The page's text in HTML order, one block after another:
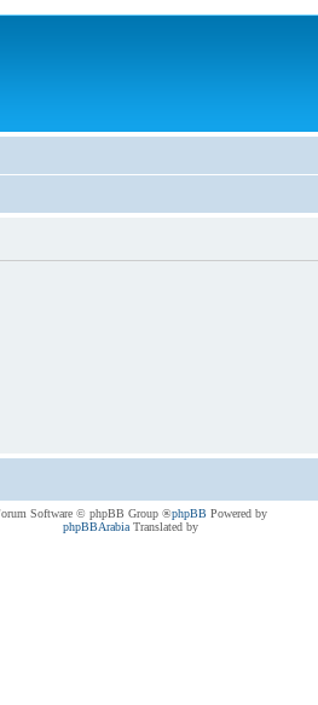
Powered by
phpBB
® Forum Software © phpBB Group
Translated by
phpBBArabia